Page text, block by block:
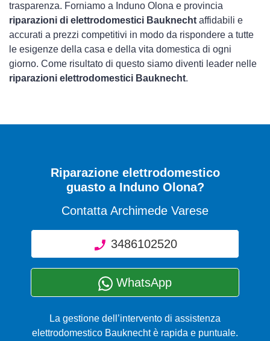
trasparenza. Forniamo a Induno Olona e provincia
riparazioni di elettrodomestici Bauknecht affidabili e
accurati a prezzi competitivi in modo da rispondere a tutte
le esigenze della casa e della vita domestica di ogni
giorno. Come risultato di questo siamo diventi leader nelle
riparazioni elettrodomestici Bauknecht.
Riparazione elettrodomestico
guasto a Induno Olona?
Contatta Archimede Varese
3486102520
WhatsApp
La gestione dell’intervento di assistenza
elettrodomestico Bauknecht è rapida e puntuale.